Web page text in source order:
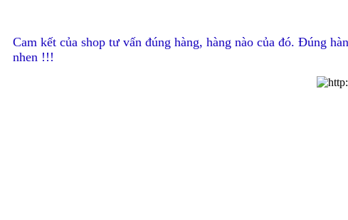
Cam kết của shop tư vấn đúng hàng, hàng nào của đó. Đúng
nhen !!!